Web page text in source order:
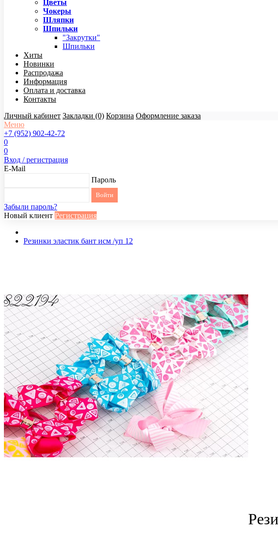
Цветы
Чокеры
Шляпки
Шпильки
"Закрутки"
Шпильки
Хиты
Новинки
Распродажа
Информация
Оплата и доставка
Контакты
Личный кабинет Закладки (0) Корзина Оформление заказа
Меню
+7 (952) 902-42-72
0
0
Вход / регистрация
E-Mail
Пароль
Забыли пароль?
Новый клиент Регистрация
Резинки эластик бант исм /уп 12